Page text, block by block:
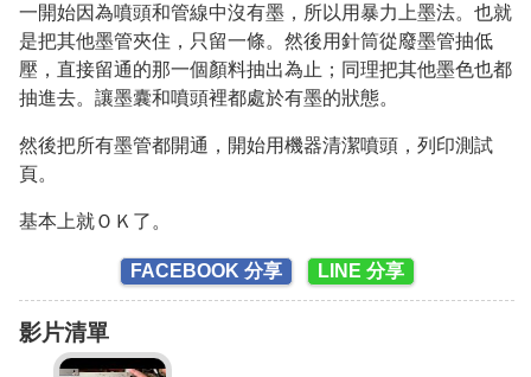
一開始因為噴頭和管線中沒有墨，所以用暴力上墨法。也就
是把其他墨管夾住，只留一條。然後用針筒從廢墨管抽低
壓，直接留通的那一個顏料抽出為止；同理把其他墨色也都
抽進去。讓墨囊和噴頭裡都處於有墨的狀態。
然後把所有墨管都開通，開始用機器清潔噴頭，列印測試
頁。
基本上就ＯＫ了。
FACEBOOK 分享 LINE 分享
影片清單